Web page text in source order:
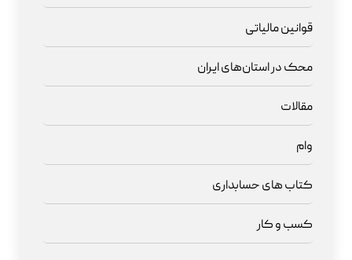
قوانین مالیاتی
محک در استان‌های ایران
مقالات
وام
کتاب های حسابداری
کسب و کار